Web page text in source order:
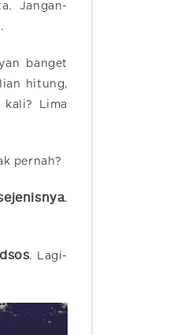
Jangan-
banget
hitung,
kali? Lima
pernah?
.
. Lagi-